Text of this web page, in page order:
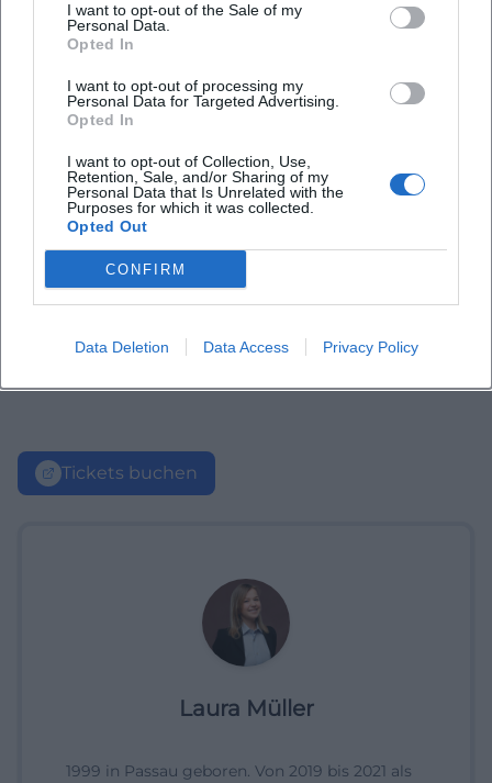
I want to opt-out of the Sale of my
Personal Data.
Opted In
I want to opt-out of processing my
Personal Data for Targeted Advertising.
Opted In
I want to opt-out of Collection, Use,
Retention, Sale, and/or Sharing of my
Personal Data that Is Unrelated with the
Purposes for which it was collected.
Opted Out
CONFIRM
Data Deletion Data Access Privacy Policy
Tickets buchen
Laura Müller
1999 in Passau geboren. Von 2019 bis 2021 als